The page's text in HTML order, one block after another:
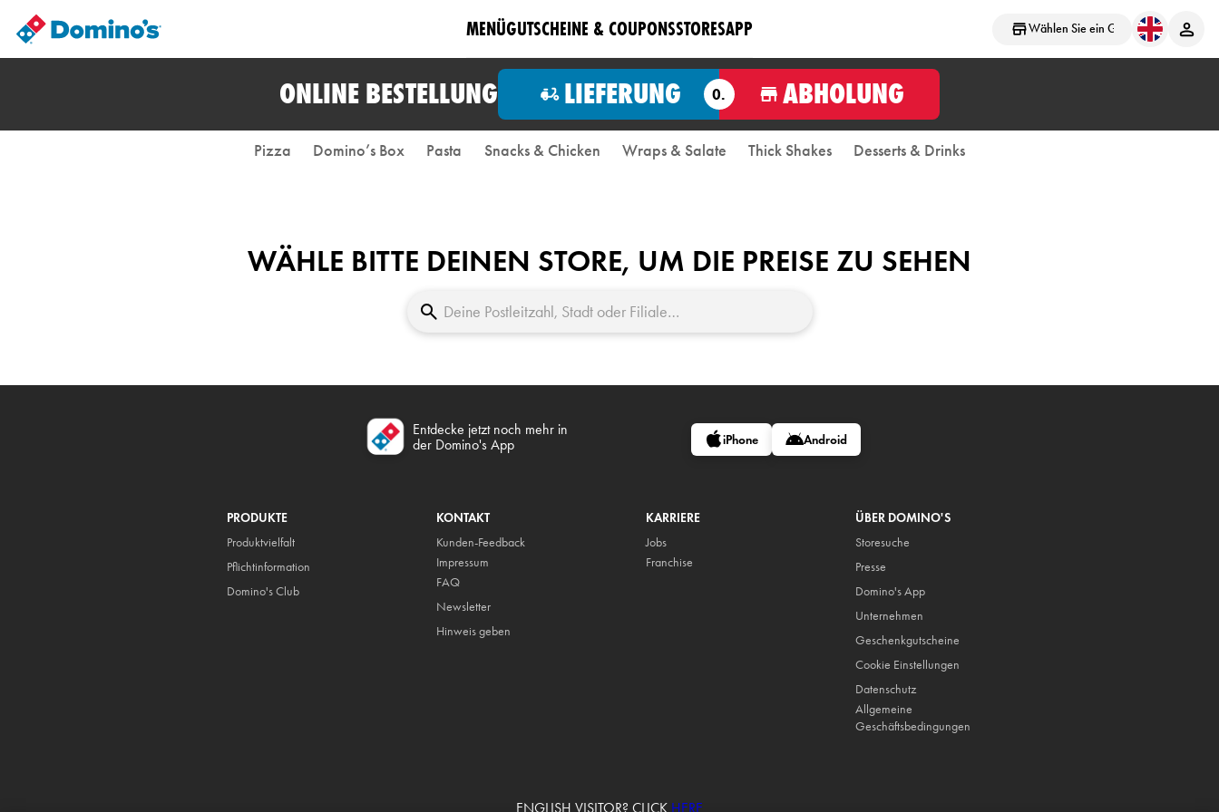
Wählen Sie ein Geschäft aus
MENÜGUTSCHEINE & COUPONSSTORESAPP
ONLINE BESTELLUNG LIEFERUNG O. ABHOLUNG
Pizza Domino’s Box Pasta Snacks & Chicken Wraps & Salate Thick Shakes Desserts & Drinks
WÄHLE BITTE DEINEN STORE, UM DIE PREISE ZU SEHEN
Entdecke jetzt noch mehr in
der Domino's App
iPhone Android
PRODUKTE
Produktvielfalt
Pflichtinformation
Domino's Club
KONTAKT
Kunden-Feedback
Impressum
FAQ
Newsletter
Hinweis geben
KARRIERE
Jobs
Franchise
ÜBER DOMINO'S
Storesuche
Presse
Domino's App
Unternehmen
Geschenkgutscheine
Cookie Einstellungen
Datenschutz
Allgemeine
Geschäftsbedingungen
ENGLISH VISITOR? CLICK HERE